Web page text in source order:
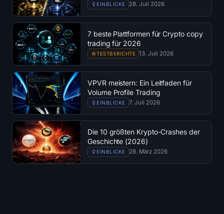
Ethereum Treasuries
Solana-Treasuries
Hyperliquid-Treasuries
liquidation
Alle liquidation
BTC Heatmap
ETH Heatmap
EINBLICKE 28. Juli 2026
7 beste Plattformen für Crypto copy
trading für 2026
TESTBERICHTE 13. Juli 2026
VPVR meistern: Ein Leitfaden für
Volume Profile Trading
EINBLICKE 7. Juli 2026
Die 10 größten Krypto-Crashes der
Geschichte (2026)
EINBLICKE 28. März 2026